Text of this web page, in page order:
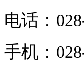
电话：
手机：